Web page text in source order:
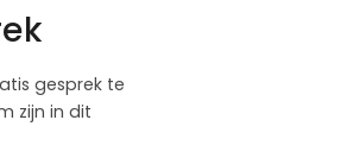
gesprek te
zijn in dit